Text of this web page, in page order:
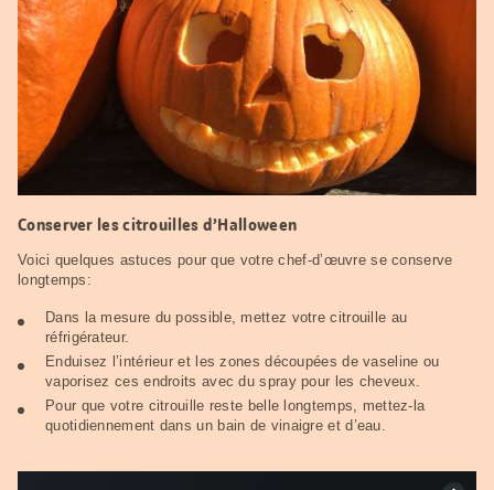
Conserver les citrouilles d’Halloween
Voici quelques astuces pour que votre chef-d’œuvre se conserve
longtemps:
Dans la mesure du possible, mettez votre citrouille au
réfrigérateur.
Enduisez l’intérieur et les zones découpées de vaseline ou
vaporisez ces endroits avec du spray pour les cheveux.
Pour que votre citrouille reste belle longtemps, mettez-la
quotidiennement dans un bain de vinaigre et d’eau.